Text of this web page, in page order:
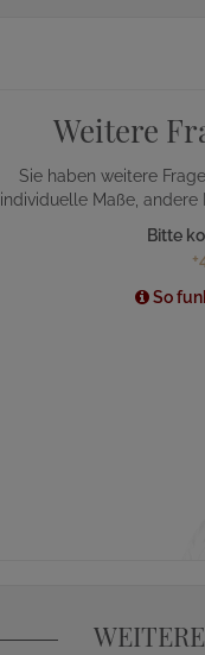
Weitere
Sie haben weitere
individuelle Maße,
Bitte
So